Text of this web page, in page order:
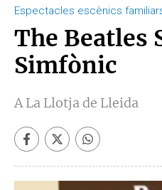
Espectacles escènics
The Beatles
Simfònic
A La Llotja de Lleida